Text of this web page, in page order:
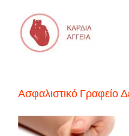
Ασφαλιστικό Γραφείο